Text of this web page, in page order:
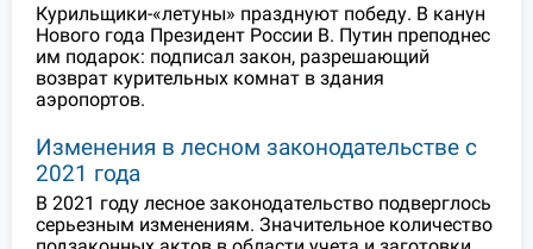
Курильщики-«летуны» празднуют победу. В канун
Нового года Президент России В. Путин преподнес
им подарок: подписал закон, разрешающий
возврат курительных комнат в здания
аэропортов.
Изменения в лесном законодательстве с
2021 года
В 2021 году лесное законодательство подверглось
серьезным изменениям. Значительное количество